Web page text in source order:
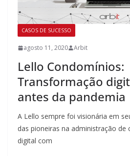
CASOS DE SUCESSO
agosto 11, 2020 Arbit
Lello Condomínios:
Transformação
antes da pandemia
A Lello sempre foi visionária em
das pioneiras na administração de
digital com